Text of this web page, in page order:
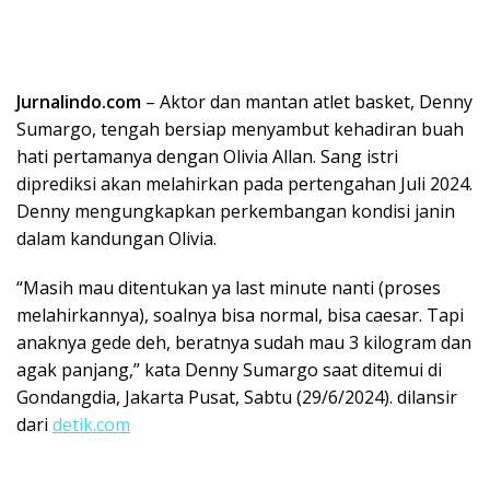
Jurnalindo.com – Aktor dan mantan atlet basket, Denny
Sumargo, tengah bersiap menyambut kehadiran buah
hati pertamanya dengan Olivia Allan. Sang istri
diprediksi akan melahirkan pada pertengahan Juli 2024.
Denny mengungkapkan perkembangan kondisi janin
dalam kandungan Olivia.
“Masih mau ditentukan ya last minute nanti (proses
melahirkannya), soalnya bisa normal, bisa caesar. Tapi
anaknya gede deh, beratnya sudah mau 3 kilogram dan
agak panjang,” kata Denny Sumargo saat ditemui di
Gondangdia, Jakarta Pusat, Sabtu (29/6/2024). dilansir
dari detik.com